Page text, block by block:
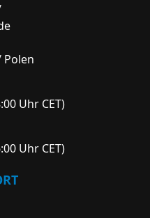
Polen
Uhr CET)
Uhr CET)